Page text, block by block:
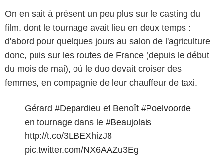
On en sait à présent un peu plus sur le casting du
film, dont le tournage avait lieu en deux temps :
d'abord pour quelques jours au salon de l'agriculture
donc, puis sur les routes de France (depuis le début
du mois de mai), où le duo devait croiser des
femmes, en compagnie de leur chauffeur de taxi.
Gérard #Depardieu et Benoît #Poelvoorde
en tournage dans le #Beaujolais
http://t.co/3LBEXhizJ8
pic.twitter.com/NX6AAZu3Eg